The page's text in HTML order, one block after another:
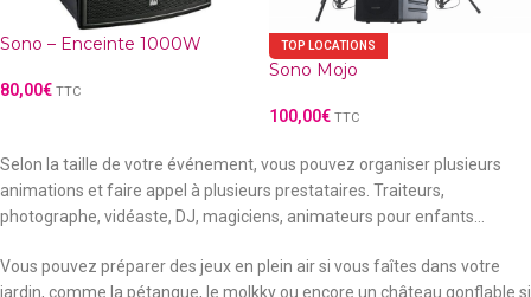
Sono – Enceinte 1000W
80,00€ TTC
TOP LOCATIONS
Sono Mojo
100,00€ TTC
Selon la taille de votre événement, vous pouvez organiser plusieurs
animations et faire appel à plusieurs prestataires. Traiteurs,
photographe, vidéaste, DJ, magiciens, animateurs pour enfants…
Vous pouvez préparer des jeux en plein air si vous faîtes dans votre
jardin, comme la pétanque, le molkky ou encore un château gonflable si